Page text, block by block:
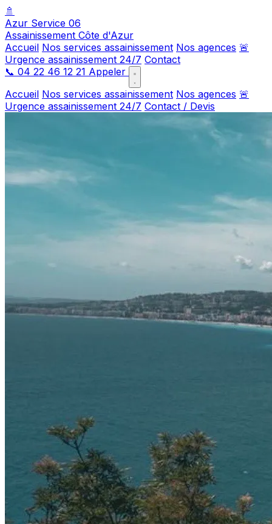
🚿
Azur Service 06
Assainissement Côte d'Azur
Accueil Nos services assainissement Nos agences 🚨
Urgence assainissement 24/7 Contact
📞 04 22 46 12 21 Appeler
Accueil Nos services assainissement Nos agences 🚨
Urgence assainissement 24/7 Contact / Devis